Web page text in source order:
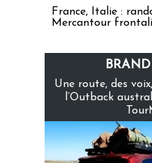
France, Italie :
Mercantour
Une route, des
l’Outback